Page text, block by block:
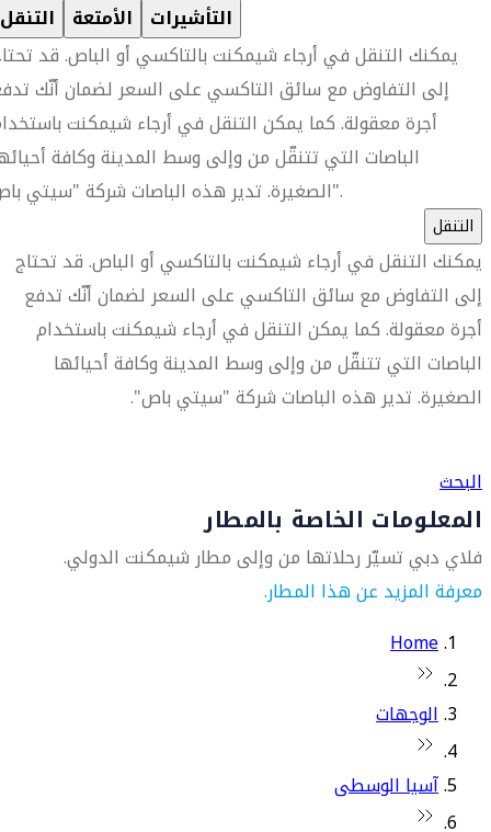
التنقل الأمتعة التأشيرات
يمكنك التنقل في أرجاء شيمكنت بالتاكسي أو الباص. قد
إلى التفاوض مع سائق التاكسي على السعر لضمان أنّك
أجرة معقولة. كما يمكن التنقل في أرجاء شيمكنت
الباصات التي تتنقّل من وإلى وسط المدينة وكافة
الصغيرة. تدير هذه الباصات شركة "سيتي باص".
التنقل
يمكنك التنقل في أرجاء شيمكنت بالتاكسي أو الباص. قد تحتاج
إلى التفاوض مع سائق التاكسي على السعر لضمان أنّك تدفع
أجرة معقولة. كما يمكن التنقل في أرجاء شيمكنت باستخدام
الباصات التي تتنقّل من وإلى وسط المدينة وكافة أحيائها
الصغيرة. تدير هذه الباصات شركة "سيتي باص".
البحث
المعلومات الخاصة بالمطار
فلاي دبي تسيّر رحلاتها من وإلى مطار شيمكنت الدولي.
معرفة المزيد عن هذا المطار.
Home
الوجهات
آسيا الوسطى